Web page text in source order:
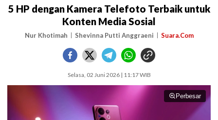
5 HP dengan Kamera Telefoto Terbaik untuk
Konten Media Sosial
Nur Khotimah Shevinna Putti Anggraeni Suara.Com
Selasa, 02 Juni 2026 | 11:17 WIB
Perbesar